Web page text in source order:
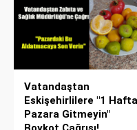
Vatandaştan
Eskişehirlilere "1 Hafta
Pazara Gitmeyin"